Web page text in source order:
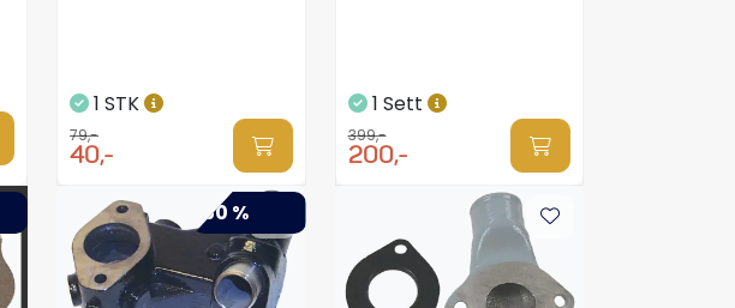
1 STK
79,-
40,-
1 Sett
399,-
200,-
-50 %